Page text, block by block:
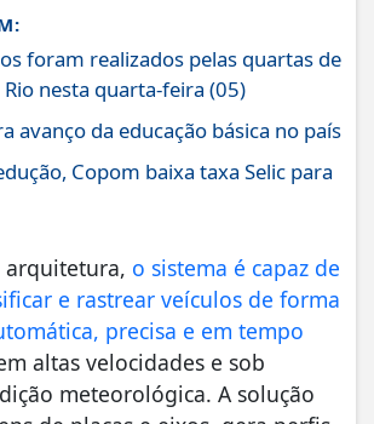
foram realizados pelas quartas de
nesta quarta-feira (05)
avanço da educação básica no país
Copom baixa taxa Selic para
arquitetura, o sistema é capaz de
e rastrear veículos de forma
precisa e em tempo
altas velocidades e sob
meteorológica. A solução